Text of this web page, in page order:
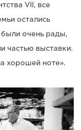
VII, все
остались
очень рады,
частью выставки.
хорошей ноте».